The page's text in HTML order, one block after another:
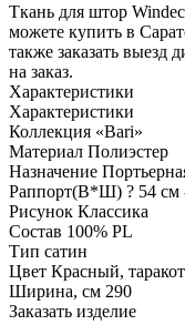
Ткань для штор
можете купить в
также заказать выезд
на заказ.
Характеристики
Характеристики
Коллекция «Bari»
Материал Полиэстер
Назначение
Раппорт(В*Ш) ? 54 см
Рисунок Классика
Состав 100% PL
Тип сатин
Цвет Красный,
Ширина, см 290
Заказать изделие